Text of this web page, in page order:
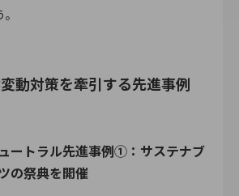
動対策を牽引する先進事例
ートラル先進事例①：サステナブ
の祭典を開催